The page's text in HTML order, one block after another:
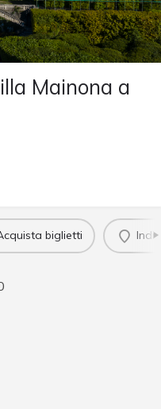
Mainona a
biglietti